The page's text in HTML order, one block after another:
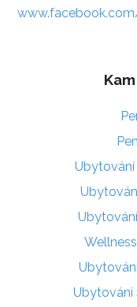
Ubytování
Ubytování